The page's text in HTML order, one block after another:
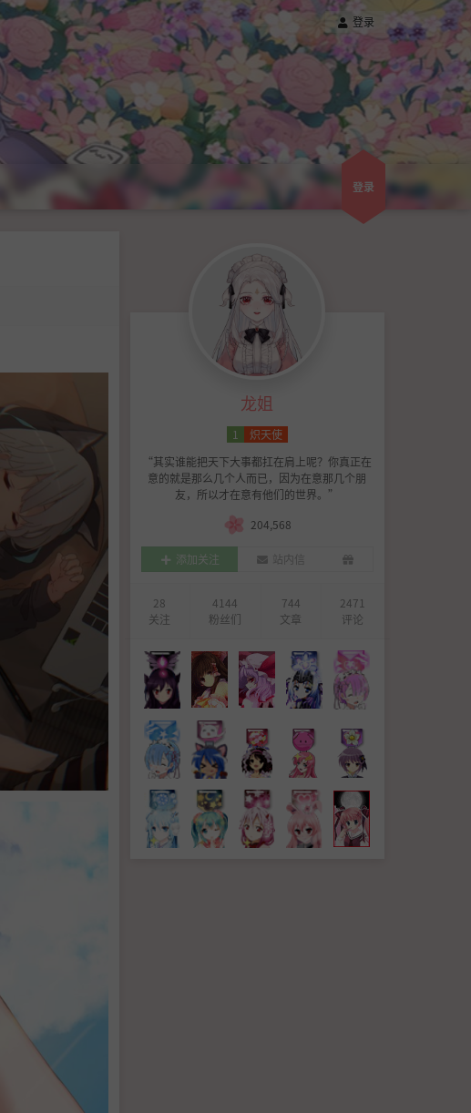
登录
登录
龙姐
1
炽天使
“其实谁能把天下大事都扛在肩上呢？你真正在
意的就是那么几个人而已，因为在意那几个朋
友，所以才在意有他们的世界。”
204,568
添加关注 站内信
28
关注
4144
粉丝们
744
文章
2471
评论